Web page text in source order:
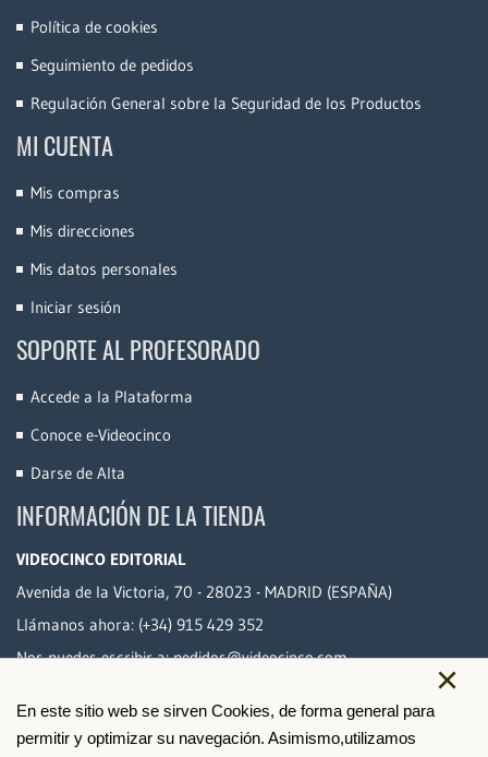
×
En este sitio web se sirven Cookies, de forma general para
permitir y optimizar su navegación. Asimismo,utilizamos
Política de cookies
Seguimiento de pedidos
Regulación General sobre la Seguridad de los Productos
MI CUENTA
Mis compras
Mis direcciones
Mis datos personales
Iniciar sesión
SOPORTE AL PROFESORADO
Accede a la Plataforma
Conoce e-Videocinco
Darse de Alta
INFORMACIÓN DE LA TIENDA
VIDEOCINCO EDITORIAL
Avenida de la Victoria, 70 - 28023 - MADRID (ESPAÑA)
Llámanos ahora: (+34) 915 429 352
Nos puedes escribir a:pedidos@videocinco.com
PAGO SEGURO